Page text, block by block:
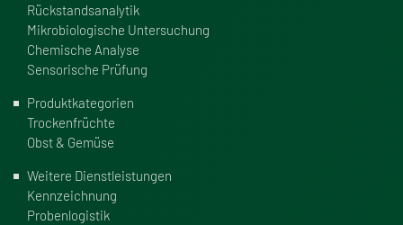
Rückstandsanalytik
Mikrobiologische Untersuchung
Chemische Analyse
Sensorische Prüfung
Produkt­ka­te­go­rien
Trockenfrüchte
Obst & Gemüse
Weitere Dienst­leis­tungen
Kennzeichnung
Probenlogistik